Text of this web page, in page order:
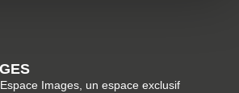
Images, un espace exclusif